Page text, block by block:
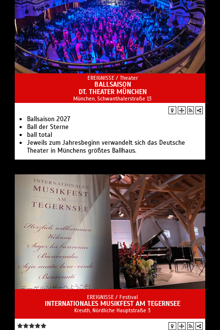
EREIGNISSE / Theater
BALLSAISON
DT. THEATER MÜNCHEN
München, Schwanthalerstraße 13
Ballsaison 2027
Ball der Sterne
ball total
Jeweils zum Jahresbeginn verwandelt sich das Deutsche
Theater in Münchens größtes Ballhaus.
EREIGNISSE / Festival
INTERNATIONALES MUSIKFEST AM TEGERNSEE
Kreuth, Nördliche Hauptstraße 3